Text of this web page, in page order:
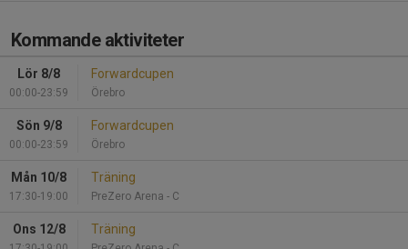
Kommande aktiviteter
Lör 8/8
00:00-23:59
Forwardcupen
Örebro
Sön 9/8
00:00-23:59
Forwardcupen
Örebro
Mån 10/8
17:30-19:00
Träning
PreZero Arena - C
Ons 12/8 Träning